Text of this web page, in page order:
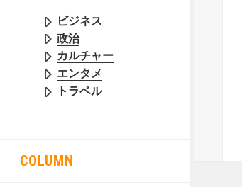
ビジネス
政治
カルチャー
エンタメ
トラベル
COLUMN